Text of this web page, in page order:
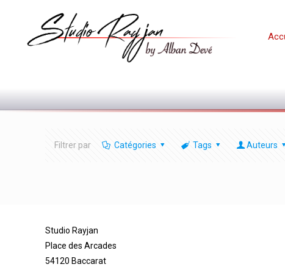
Filtrer par Catégories Tags Auteurs
Studio Rayjan
Place des Arcades
54120 Baccarat